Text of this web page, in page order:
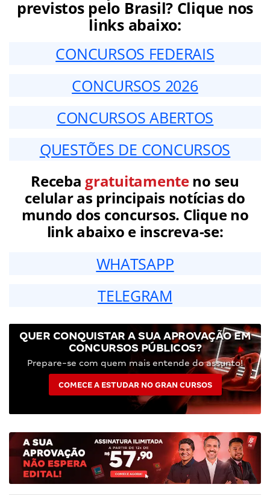
previstos pelo Brasil? Clique nos
links abaixo:
CONCURSOS FEDERAIS
CONCURSOS 2026
CONCURSOS ABERTOS
QUESTÕES DE CONCURSOS
Receba gratuitamenteno seu
celular as principais notícias do
mundo dos concursos. Clique no
link abaixo e inscreva-se:
WHATSAPP
TELEGRAM
QUER CONQUISTAR A SUA APROVAÇÃO EM
CONCURSOS PÚBLICOS?
Prepare-se com quem mais entende do assunto!
COMECE A ESTUDAR NO GRAN CURSOS